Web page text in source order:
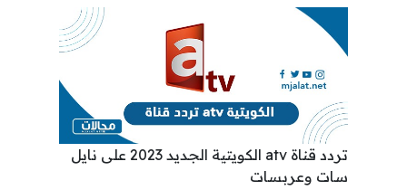
تردد قناة atv الكويتية الجديد 2023 على نايل
سات وعربسات